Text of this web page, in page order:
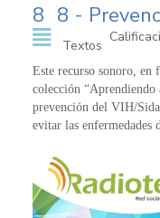
8 8 -
Textos
Este recurso sonoro, en
colección “Aprendiendo
prevención del VIH/
evitar las enfermedades